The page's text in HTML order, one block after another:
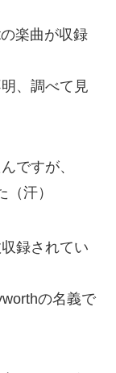
楽曲が収録
、調べて見
ですが、
汗）
録されてい
の名義で